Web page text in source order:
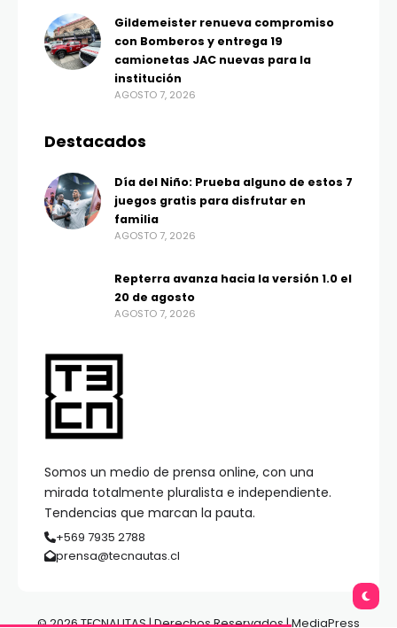
Somos un medio de prensa online, con una
mirada totalmente pluralista e independiente.
Tendencias que marcan la pauta.
+569 7935 2788
prensa@tecnautas.cl
Gildemeister renueva compromiso
con Bomberos y entrega 19
camionetas JAC nuevas para la
institución
AGOSTO 7, 2026
Destacados
Día del Niño: Prueba alguno de estos 7
juegos gratis para disfrutar en
familia
AGOSTO 7, 2026
Repterra avanza hacia la versión 1.0 el
20 de agosto
AGOSTO 7, 2026
© 2026 TECNAUTAS | Derechos Reservados | MediaPress